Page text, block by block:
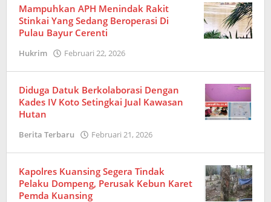
Mampuhkan APH Menindak Rakit
Stinkai Yang Sedang Beroperasi Di
Pulau Bayur Cerenti
Hukrim Februari 22, 2026
Diduga Datuk Berkolaborasi Dengan
Kades IV Koto Setingkai Jual Kawasan
Hutan
Berita Terbaru Februari 21, 2026
Kapolres Kuansing Segera Tindak
Pelaku Dompeng, Perusak Kebun Karet
Pemda Kuansing